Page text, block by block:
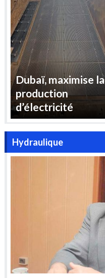
France
Dubaï, maximise la
production
d’électricité
Hydraulique